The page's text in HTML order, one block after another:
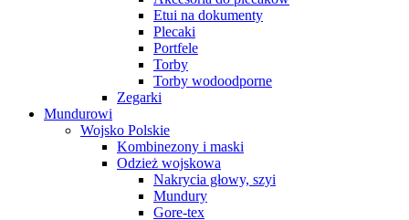
Etui na dokumenty
Plecaki
Portfele
Torby
Torby wodoodporne
Zegarki
Mundurowi
Wojsko Polskie
Kombinezony i maski
Odzież wojskowa
Nakrycia głowy, szyi
Mundury
Gore-tex